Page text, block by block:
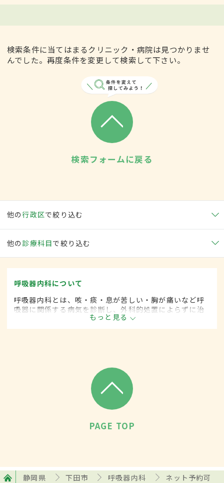
検索条件に当てはまるクリニック・病院は見つかりませ
んでした。再度条件を変更して検索して下さい。
検索フォームに戻る
他の行政区で絞り込む
他の 診療科目で絞り込む
呼吸器内科について
呼吸器内科とは、咳・痰・息が苦しい・胸が痛いなど呼
吸器に関係する病気を診断し、外科的処置によらずに治
療する内科の一領域です。平成20年4月の制度改正前
は、呼吸器科と呼ばれていました。
もっと見る
PAGE TOP
静岡県 下田市 呼吸器内科 ネット予約可